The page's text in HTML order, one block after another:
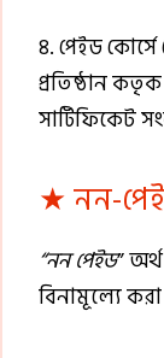
৪. পেইড
প্রতিষ্ঠান
সার্টিফিকেট
★ নন-
“নন পেইড”
বিনামূল্যে